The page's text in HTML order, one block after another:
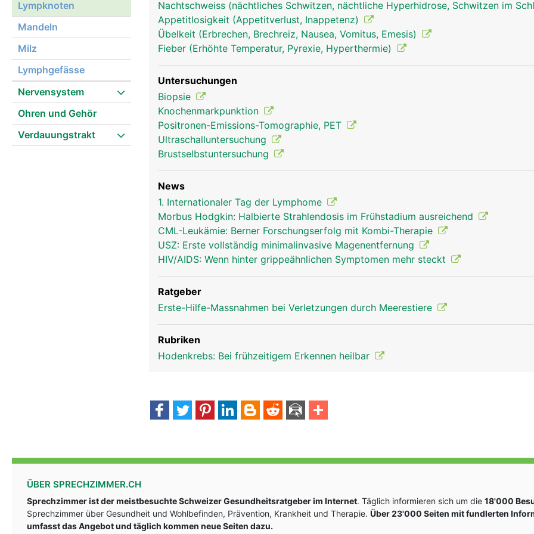
Lympknoten
Mandeln
Milz
Lymphgefässe
Nervensystem
Ohren und Gehör
Verdauungstrakt
lympknoten frau
Nachtschweiss (nächtliches Schwitzen, nächtliche Hyperhidrose, Schwitzen im
Appetitlosigkeit (Appetitverlust, Inappetenz)
Übelkeit (Erbrechen, Brechreiz, Nausea, Vomitus, Emesis)
Fieber (Erhöhte Temperatur, Pyrexie, Hyperthermie)
Untersuchungen
Biopsie
Knochenmarkpunktion
Positronen-Emissions-Tomographie, PET
Ultraschalluntersuchung
Brustselbstuntersuchung
News
1. Internationaler Tag der Lymphome
Morbus Hodgkin: Halbierte Strahlendosis im Frühstadium ausreichend
CML-Leukämie: Berner Forschungserfolg mit Kombi-Therapie
USZ: Erste vollständig minimalinvasive Magenentfernung
HIV/AIDS: Wenn hinter grippeähnlichen Symptomen mehr steckt
Ratgeber
Erste-Hilfe-Massnahmen bei Verletzungen durch Meerestiere
Rubriken
Hodenkrebs: Bei frühzeitigem Erkennen heilbar
ÜBER SPRECHZIMMER.CH
Sprechzimmer ist der meistbesuchte Schweizer Gesundheitsratgeber im Internet. Täglich informieren sich um die 18'000
Sprechzimmer über Gesundheit und Wohlbefinden, Prävention, Krankheit und Therapie. Über 23'000 Seiten mit fundlerten
umfasst das Angebot und täglich kommen neue Seiten dazu.